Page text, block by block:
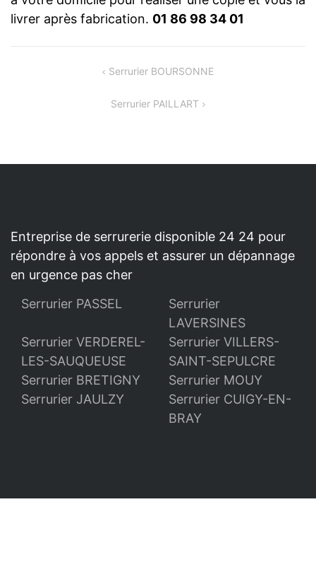
livrer après fabrication. 01 86 98 34 01
Serrurier BOURSONNE
Serrurier PAILLART
Entreprise de serrurerie disponible 24 24 pour
répondre à vos appels et assurer un dépannage
en urgence pas cher
Serrurier PASSEL
Serrurier
LAVERSINES
Serrurier VERDEREL-
LES-SAUQUEUSE
Serrurier VILLERS-
SAINT-SEPULCRE
Serrurier BRETIGNY
Serrurier MOUY
Serrurier JAULZY
Serrurier CUIGY-EN-
BRAY